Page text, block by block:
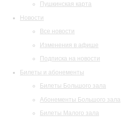
Пушкинская карта
Новости
Все новости
Изменения в афише
Подписка на новости
Билеты и абонементы
Билеты Большого зала
Абонементы Большого зала
Билеты Малого зала